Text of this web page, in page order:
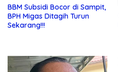
BBM Subsidi Bocor di Sampit,
BPH Migas Ditagih Turun
Sekarang!!!